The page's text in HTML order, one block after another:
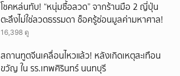
โชคหล่นทับ! “หนุ่มซื้อลวด” จากร้านมือ 2 ญี่ปุ่น
ตะลึงไม่ใช่ลวดธรรมดา ช็อครู้ซ่อนมูลค่ามหาศาล!
16,398 ดู
สถานทูตจีนเคลื่อนไหวแล้ว! หลังเกิดเหตุสะเทือน
ขวัญ ใน รร.เทพศิรินทร์ นนทบุรี